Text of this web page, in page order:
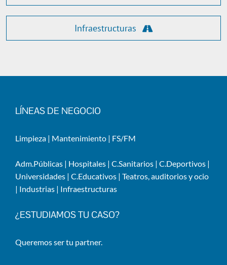
Infraestructuras
LÍNEAS DE NEGOCIO
Limpieza | Mantenimiento | FS/FM
Adm.Públicas | Hospitales | C.Sanitarios | C.Deportivos |
Universidades | C.Educativos | Teatros, auditorios y ocio
| Industrias | Infraestructuras
¿ESTUDIAMOS TU CASO?
Queremos ser tu partner.